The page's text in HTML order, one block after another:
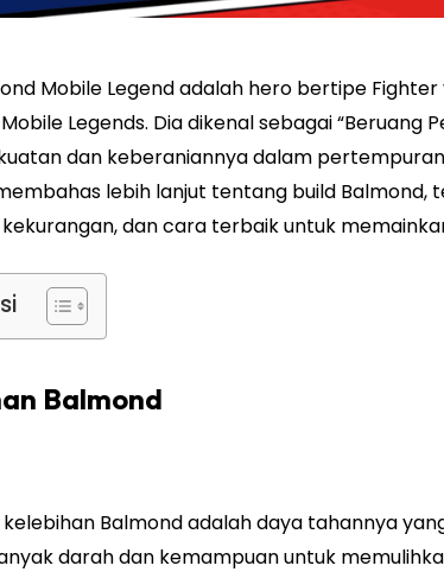
Mobile Legend adalah hero bertipe
Legends. Dia dikenal sebagai “Beruang
dan keberaniannya dalam
lebih lanjut tentang build Balmond,
dan cara terbaik untuk
Balmond
Balmond adalah daya tahannya
darah dan kemampuan untuk